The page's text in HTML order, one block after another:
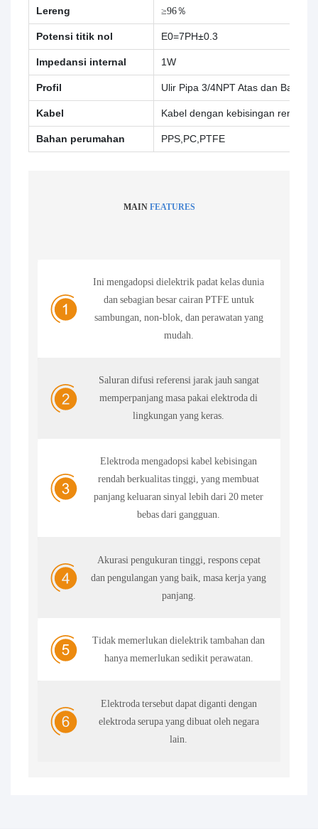
Lereng ≥96％
Potensi titik nol E0=7PH±0.3
Impedansi internal 1W
Profil Ulir Pipa 3/4NPT Atas dan Bawah
Kabel Kabel dengan kebisingan rendah
Bahan perumahan PPS,PC,PTFE
MAIN FEATURES
Ini mengadopsi dielektrik padat kelas dunia
dan sebagian besar cairan PTFE untuk
sambungan, non-blok, dan perawatan yang
mudah.
Saluran difusi referensi jarak jauh sangat
memperpanjang masa pakai elektroda di
lingkungan yang keras.
Elektroda mengadopsi kabel kebisingan
rendah berkualitas tinggi, yang membuat
panjang keluaran sinyal lebih dari 20 meter
bebas dari gangguan.
Akurasi pengukuran tinggi, respons cepat
dan pengulangan yang baik, masa kerja yang
panjang.
Tidak memerlukan dielektrik tambahan dan
hanya memerlukan sedikit perawatan.
Elektroda tersebut dapat diganti dengan
elektroda serupa yang dibuat oleh negara
lain.